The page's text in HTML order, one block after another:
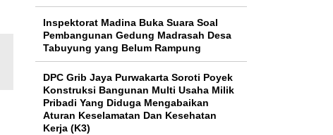
Inspektorat Madina Buka Suara Soal
Pembangunan Gedung Madrasah Desa
Tabuyung yang Belum Rampung
DPC Grib Jaya Purwakarta Soroti Poyek
Konstruksi Bangunan Multi Usaha Milik
Pribadi Yang Diduga Mengabaikan
Aturan Keselamatan Dan Kesehatan
Kerja (K3)